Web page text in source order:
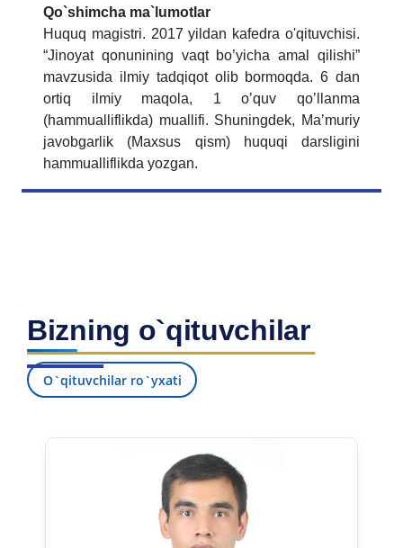
Qo`shimcha ma`lumotlar
Huquq magistri. 2017 yildan kafedra o'qituvchisi.
“Jinoyat qonunining vaqt bo’yicha amal qilishi”
mavzusida ilmiy tadqiqot olib bormoqda. 6 dan
ortiq ilmiy maqola, 1 oʼquv qoʼllanma
(hammualliflikda) muallifi. Shuningdek, Maʼmuriy
javobgarlik (Maxsus qism) huquqi darsligini
hammualliflikda yozgan.
Bizning o`qituvchilar
O`qituvchilar ro`yxati